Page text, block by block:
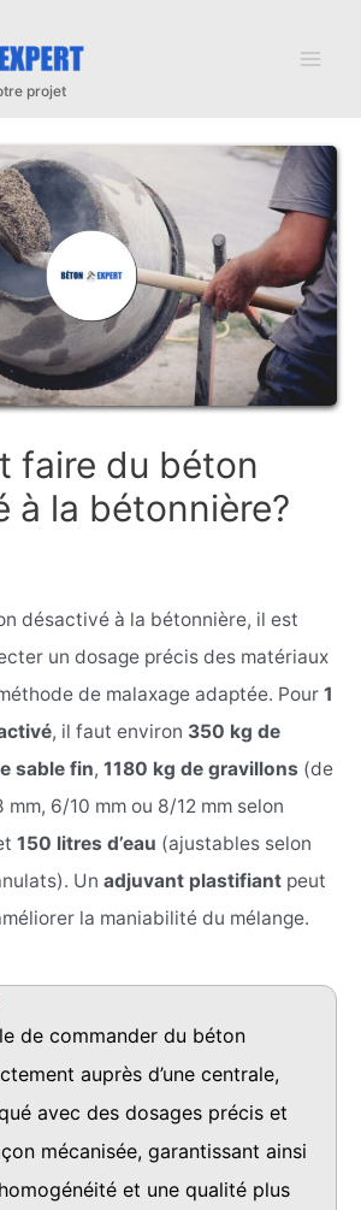
faire du béton
à la bétonnière?
désactivé à la bétonnière, il est
un dosage précis des matériaux
de malaxage adaptée. Pour 1
, il faut environ 350 kg de
sable fin, 1180 kg de gravillons (de
6/10 mm ou 8/12 mm selon
150 litres d’eau (ajustables selon
Un adjuvant plastifiant peut
la maniabilité du mélange.
de commander du béton
auprès d’une centrale,
avec des dosages précis et
mécanisée, garantissant ainsi
et une qualité plus